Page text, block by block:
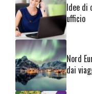
Idee di
ufficio
Nord
dai